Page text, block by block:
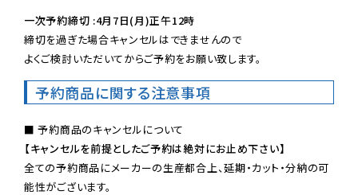
一次予約締切 :4月7日(月)正午12時
締切を過ぎた場合キャンセルはできませんので
よくご検討いただいてからご予約をお願い致します。
予約商品に関する注意事項
【キャンセルを前提としたご予約は絶対にお止め下さい】
全ての予約商品にメーカーの生産都合上、延期・カット・分納の可
能性がございます。